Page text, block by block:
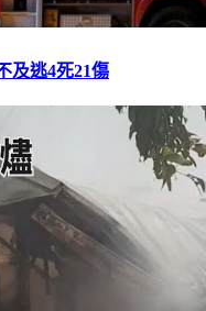
及逃4死21傷